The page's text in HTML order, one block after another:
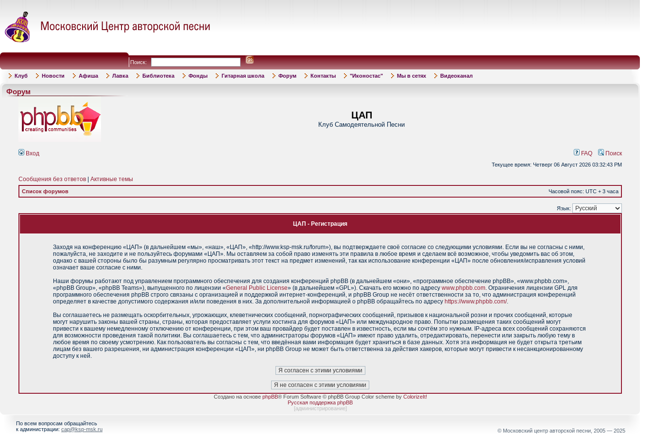
Поиск:
Клуб Новости Афиша Лавка Библиотека Фонды Гитарная школа Форум Контакты "Иконостас" Мы в сетях Видеоканал
Форум
ЦАП
Клуб Самодеятельной Песни
Вход FAQ Поиск
Текущее время: Четверг 06 Август 2026 03:32:43 PM
Сообщения без ответов Активные темы
Список форумов Часовой пояс: UTC + 3 часа
Язык:
ЦАП - Регистрация
Заходя на конференцию «ЦАП» (в дальнейшем «мы», «наш», «ЦАП», «http://www.ksp-msk.ru/forum»), вы подтверждаете своё согласие со следующими условиями. Если вы не согласны с ними,
пожалуйста, не заходите и не пользуйтесь форумами «ЦАП». Мы оставляем за собой право изменять эти правила в любое время и сделаем всё возможное, чтобы уведомить вас об этом,
однако с вашей стороны было бы разумным регулярно просматривать этот текст на предмет изменений, так как использование конференции «ЦАП» после обновления/исправления условий
означает ваше согласие с ними.
Наши форумы работают под управлением программного обеспечения для создания конференций phpBB (в дальнейшем «они», «программное обеспечение phpBB», «www.phpbb.com»,
«phpBB Group», «phpBB Teams»), выпущенного по лицензии «General Public License» (в дальнейшем «GPL»). Скачать его можно по адресу www.phpbb.com. Ограничения лицензии GPL для
программного обеспечения phpBB строго связаны с организацией и поддержкой интернет-конференций, и phpBB Group не несёт ответственности за то, что администрация конференций
определяет в качестве допустимого содержания и/или поведения в них. За дополнительной информацией о phpBB обращайтесь по адресу https://www.phpbb.com/.
Вы соглашаетесь не размещать оскорбительных, угрожающих, клеветнических сообщений, порнографических сообщений, призывов к национальной розни и прочих сообщений, которые
могут нарушить законы вашей страны, страны, которая предоставляет услуги хостинга для форумов «ЦАП» или международное право. Попытки размещения таких сообщений могут
привести к вашему немедленному отключению от конференции, при этом ваш провайдер будет поставлен в известность, если мы сочтём это нужным. IP-адреса всех сообщений сохраняются
для возможности проведения такой политики. Вы соглашаетесь с тем, что администраторы форумов «ЦАП» имеют право удалить, отредактировать, перенести или закрыть любую тему в
любое время по своему усмотрению. Как пользователь вы согласны с тем, что введённая вами информация будет храниться в базе данных. Хотя эта информация не будет открыта третьим
лицам без вашего разрешения, ни администрация конференции «ЦАП», ни phpBB Group не может быть ответственна за действия хакеров, которые могут привести к несанкционированному
доступу к ней.
Создано на основе phpBB® Forum Software © phpBB Group Color scheme by ColorizeIt!
Русская поддержка phpBB
[администрирование]
По всем вопросам обращайтесь
к администрации: cap@ksp-msk.ru © Московский центр авторской песни, 2005 — 2025